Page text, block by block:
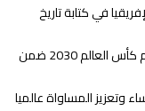
في كتابة تاريخ
المغرب وفرنسا يعززان تعاونهما في أفق تنظيم كأس العالم 2030 ضمن
وتعزيز المساواة عالميا